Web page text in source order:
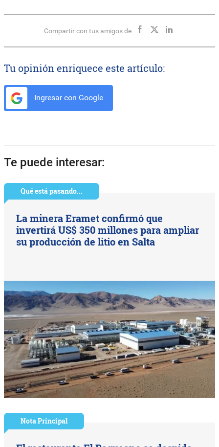
Compartir con tus amigos de
Tu opinión enriquece este artículo:
Ingresar con Google
Te puede interesar:
Qué está pasando...
La minera Eramet confirmó que
invertirá US$ 350 millones para ampliar
su producción de litio en Salta
Nota Principal